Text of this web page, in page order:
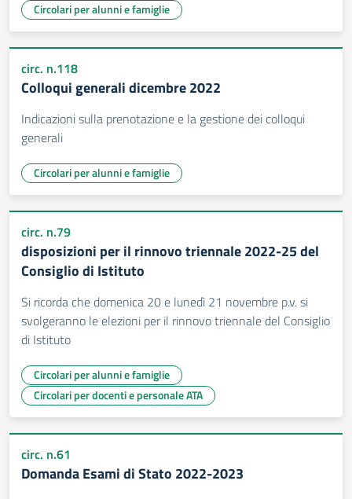
Circolari per alunni e famiglie
circ. n.118
Colloqui generali dicembre 2022
Indicazioni sulla prenotazione e la gestione dei colloqui
generali
Circolari per alunni e famiglie
circ. n.79
disposizioni per il rinnovo triennale 2022-25 del
Consiglio di Istituto
Si ricorda che domenica 20 e lunedì 21 novembre p.v. si
svolgeranno le elezioni per il rinnovo triennale del Consiglio
di Istituto
Circolari per alunni e famiglie
Circolari per docenti e personale ATA
circ. n.61
Domanda Esami di Stato 2022-2023